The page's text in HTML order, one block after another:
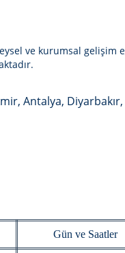
ve kurumsal
Antalya,
Gün ve Saatler